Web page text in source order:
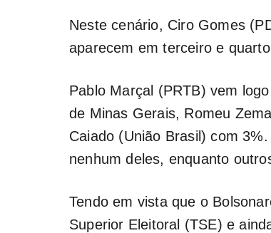
Neste cenário, Ciro Gomes
aparecem em terceiro e
Pablo Marçal (PRTB) vem
de Minas Gerais, Romeu
Caiado (União Brasil) com
nenhum deles, enquanto
Tendo em vista que o
Superior Eleitoral (TSE) e